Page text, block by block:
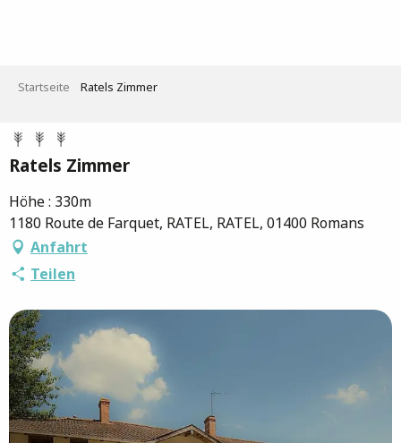
Startseite Ratels Zimmer
Ratels Zimmer
Höhe : 330m
1180 Route de Farquet, RATEL, RATEL, 01400 Romans
Anfahrt
Teilen